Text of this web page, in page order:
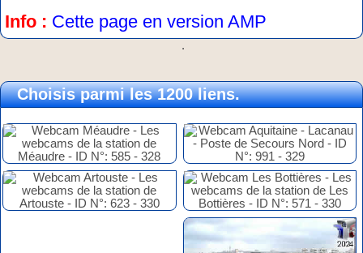
Info : Cette page en version AMP
.
Choisis parmi les 1200 liens.